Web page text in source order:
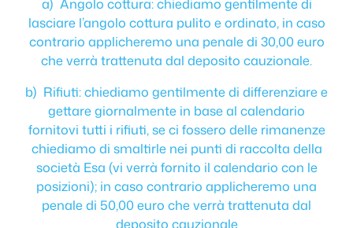
lasciare l’angolo cottura pulito e ordinato, in caso
contrario applicheremo una penale di 30,00 euro
che verrà trattenuta dal deposito cauzionale.
b) Rifiuti: chiediamo gentilmente di differenziare e
gettare giornalmente in base al calendario
fornitovi tutti i rifiuti, se ci fossero delle rimanenze
chiediamo di smaltirle nei punti di raccolta della
società Esa (vi verrà fornito il calendario con le
posizioni); in caso contrario applicheremo una
penale di 50,00 euro che verrà trattenuta dal
deposito cauzionale